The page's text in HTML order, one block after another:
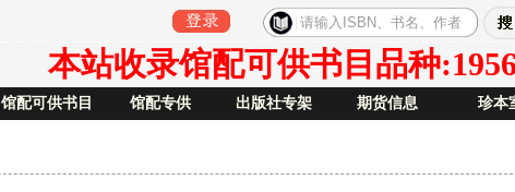
本站收录馆配可供书目品种
馆配可供书目 馆配专供 出版社专架 期货信息 珍本